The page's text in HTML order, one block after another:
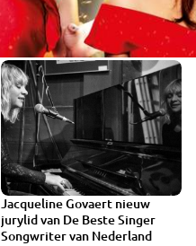
Jacqueline Govaert nieuw
jurylid van De Beste Singer
Songwriter van Nederland